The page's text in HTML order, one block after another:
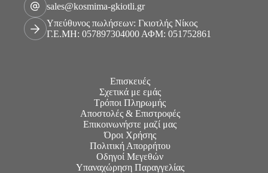
sales@kosmima-gkiotli.gr
Υπεύθυνος πωλήσεων: Γκιοτλής Νίκος
Γ.Ε.ΜΗ: 057897304000 ΑΦΜ: 051752861
Επισκευές
Σχετικά με εμάς
Τρόποι Πληρωμής
Αποστολές & Επιστροφές
Επικοινωνήστε μαζί μας
Όροι Χρήσης
Πολιτική Απορρήτου
Οδηγοί Μεγεθών
Υπαναχώρηση Παραγγελίας